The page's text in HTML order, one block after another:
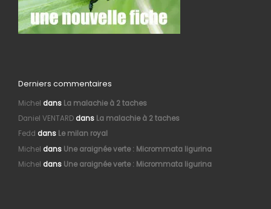
Derniers commentaires
Michel dans La malachie à 2 taches
Daniel VENTARDdans La malachie à 2 taches
Fedd dans Le milan royal
Michel dans Une araignée verte : Micrommata ligurina
Michel dans Une araignée verte : Micrommata ligurina